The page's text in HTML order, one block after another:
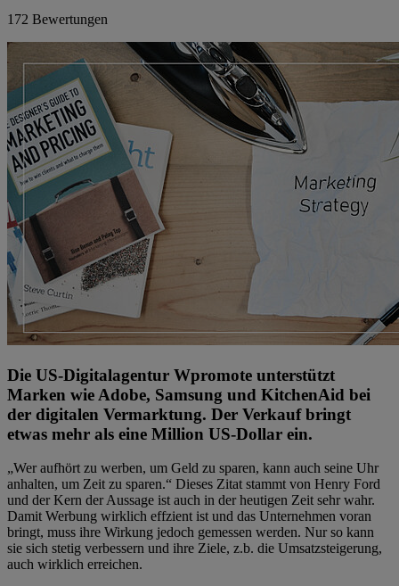
172 Bewertungen
Die US-Digitalagentur Wpromote unterstützt
Marken wie Adobe, Samsung und KitchenAid bei
der digitalen Vermarktung. Der Verkauf bringt
etwas mehr als eine Million US-Dollar ein.
„Wer aufhört zu werben, um Geld zu sparen, kann auch seine Uhr
anhalten, um Zeit zu sparen.“ Dieses Zitat stammt von Henry Ford
und der Kern der Aussage ist auch in der heutigen Zeit sehr wahr.
Damit Werbung wirklich effzient ist und das Unternehmen voran
bringt, muss ihre Wirkung jedoch gemessen werden. Nur so kann
sie sich stetig verbessern und ihre Ziele, z.b. die Umsatzsteigerung,
auch wirklich erreichen.